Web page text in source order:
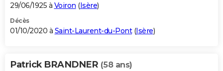
29/06/1925 à Voiron (Isère)
Décès
01/10/2020 à Saint-Laurent-du-Pont(Isère)
Patrick BRANDNER (58 ans)